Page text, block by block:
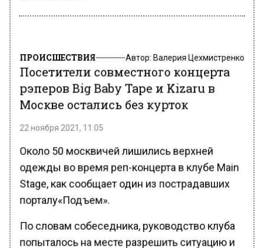
ПРОИСШЕСТВИЯ Автор: Валерия Цехмистренко
Посетители совместного концерта
рэперов Big Baby Tape и Kizaru в
Москве остались без курток
22 ноября 2021, 11:05
Около 50 москвичей лишились верхней
одежды во время реп-концерта в клубе Main
Stage, как сообщает один из пострадавших
порталу«Подъем».
По словам собеседника, руководство клуба
попыталось на месте разрешить ситуацию и